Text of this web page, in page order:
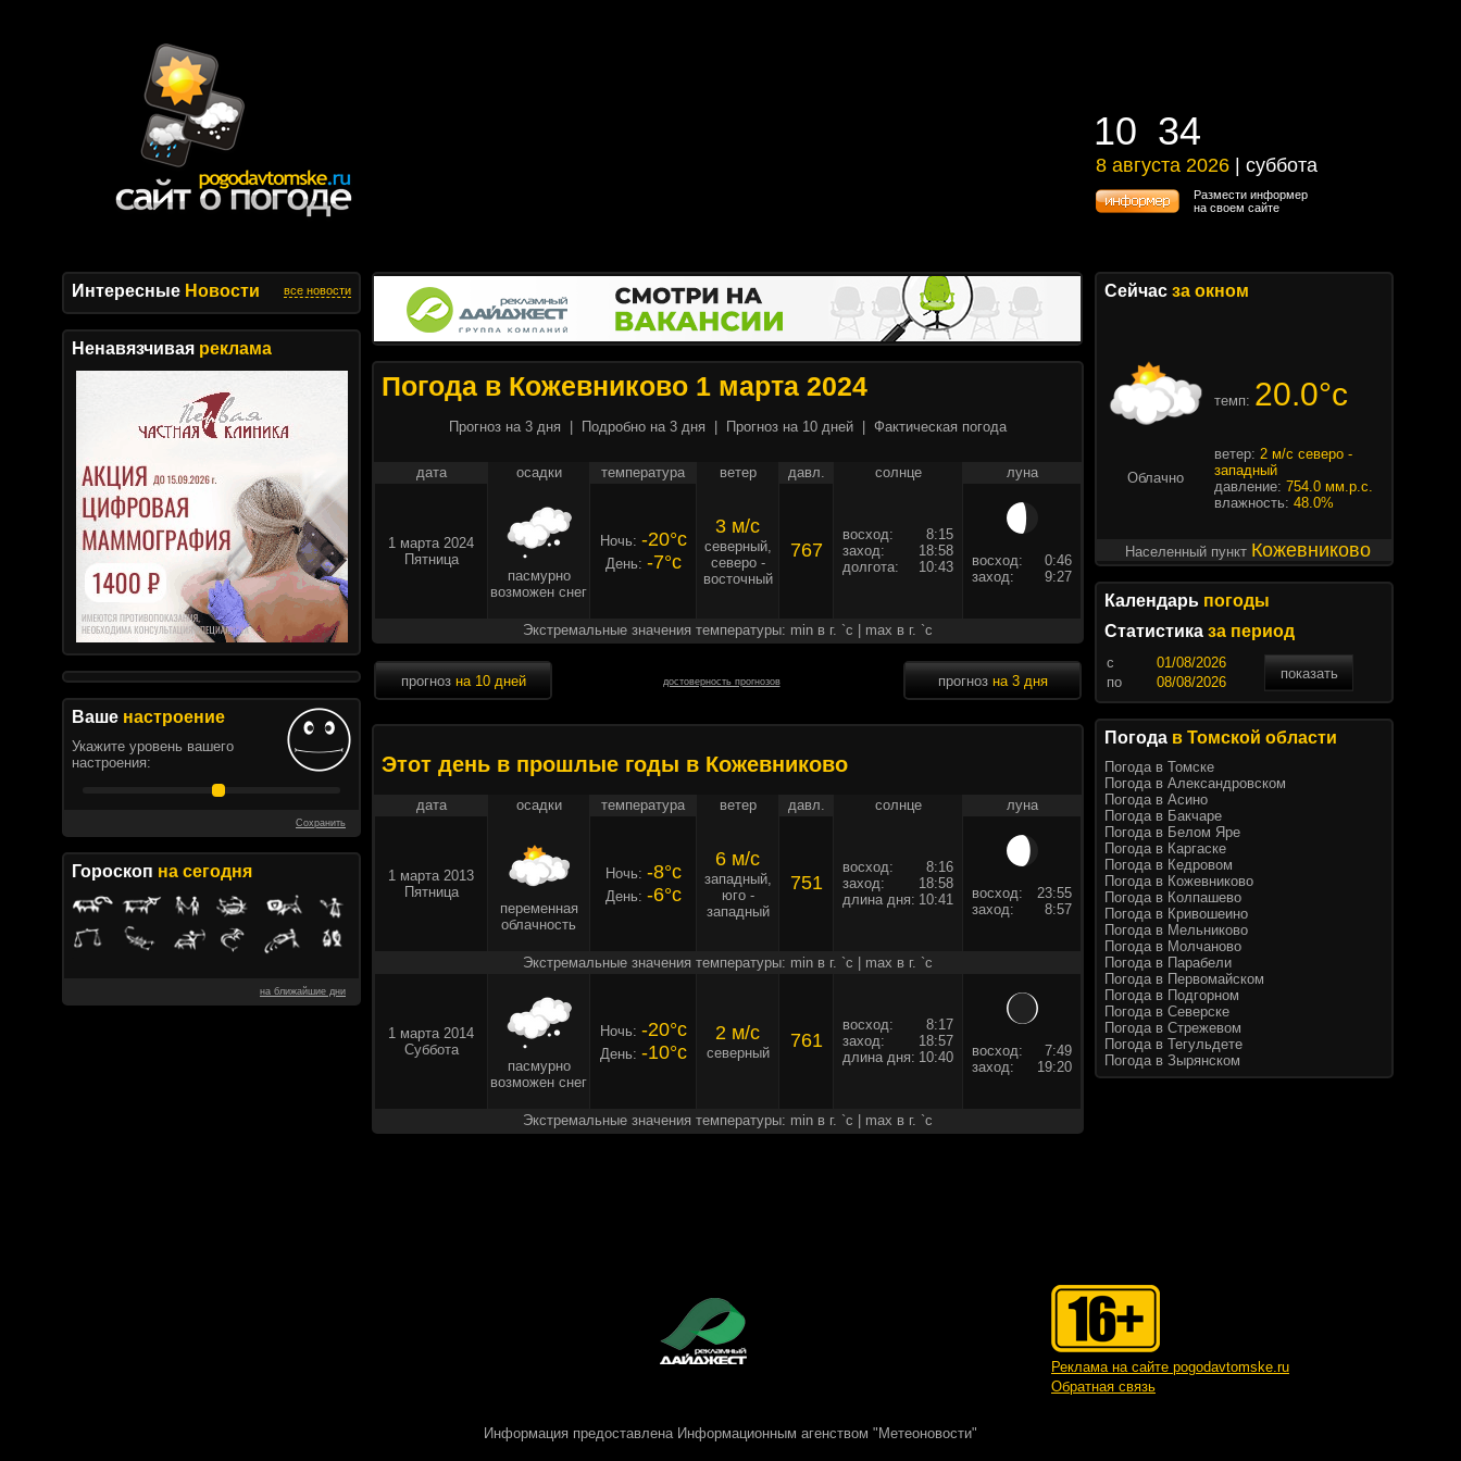
10 34
10 34
8 августа 2026 | суббота
8 августа 2026 | суббота
Размести информер
на своем сайте
Интересные Новости все новости
Ненавязчивая реклама
Ваше настроение
Укажите уровень вашего
настроения:
Сохранить
Гороскоп на сегодня
на ближайшие дни
Погода в Кожевниково 1 марта 2024
Прогноз на 3 дня Подробно на 3 дня Прогноз на 10 дней Фактическая погода
дата осадки температура ветер давл. солнце луна
1 марта 2024
Пятница
пасмурно
возможен снег
Ночь: -20°c
День: -7°c
3 м/c
северный,
северо -
восточный
767
восход:
8:15
заход:
18:58
долгота:
10:43 восход:
0:46
заход:
9:27
Экстремальные значения температуры: min в г. `c | max в г. `c
прогноз на 10 дней достоверность прогнозов прогноз на 3 дня
Этот день в прошлые годы в Кожевниково
дата осадки температура ветер давл. солнце луна
1 марта 2013
Пятница
переменная
облачность
Ночь: -8°c
День: -6°c
6 м/c
западный,
юго -
западный
751
восход:
8:16
заход:
18:58
длина дня: 10:41 восход:
23:55
заход:
8:57
Экстремальные значения температуры: min в г. `c | max в г. `c
1 марта 2014
Суббота
пасмурно
возможен снег
Ночь: -20°c
День: -10°c
2 м/c
северный
761
восход:
8:17
заход:
18:57
длина дня: 10:40 восход:
7:49
заход:
19:20
Экстремальные значения температуры: min в г. `c | max в г. `c
Сейчас за окном
темп: 20.0°c
Облачно
ветер: 2 м/с северо -
западный
давление: 754.0 мм.р.с.
влажность: 48.0%
Населенный пункт Кожевниково
Календарь погоды
Статистика за период
c
показать
по
Погода в Томской области
Погода в Томске
Погода в Александровском
Погода в Асино
Погода в Бакчаре
Погода в Белом Яре
Погода в Каргаске
Погода в Кедровом
Погода в Кожевниково
Погода в Колпашево
Погода в Кривошеино
Погода в Мельниково
Погода в Молчаново
Погода в Парабели
Погода в Первомайском
Погода в Подгорном
Погода в Северске
Погода в Стрежевом
Погода в Тегульдете
Погода в Зырянском
Реклама на сайте pogodavtomske.ru
Обратная связь
Информация предоставлена Информационным агенством "Метеоновости"